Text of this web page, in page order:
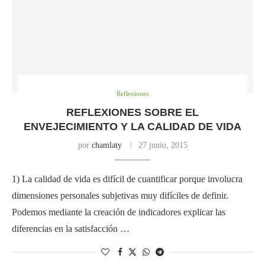
Reflexiones
REFLEXIONES SOBRE EL
ENVEJECIMIENTO Y LA CALIDAD DE VIDA
por chamlaty 27 junio, 2015
1) La calidad de vida es difícil de cuantificar porque involucra
dimensiones personales subjetivas muy difíciles de definir.
Podemos mediante la creación de indicadores explicar las
diferencias en la satisfacción …